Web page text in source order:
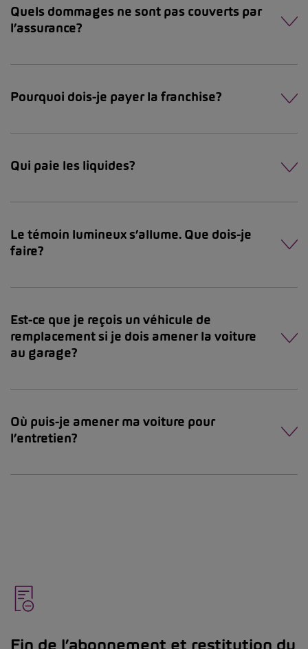
Quels dommages ne sont pas couverts par
l’assurance?
Pourquoi dois-je payer la franchise?
Qui paie les liquides?
Le témoin lumineux s’allume. Que dois-je
faire?
Est-ce que je reçois un véhicule de
remplacement si je dois amener la voiture
au garage?
Où puis-je amener ma voiture pour
l’entretien?
Fin de l’abonnement et restitution du